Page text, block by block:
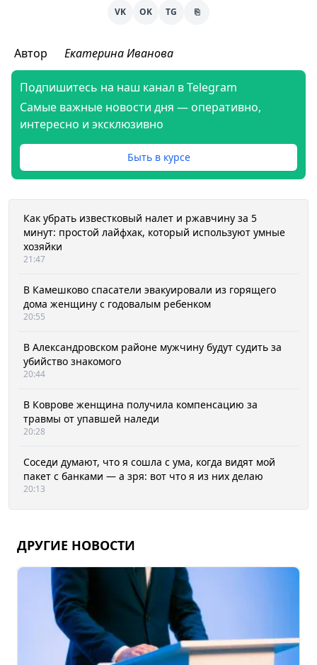
VK OK TG ⎘
Автор Екатерина Иванова
Подпишитесь на наш канал в Telegram
Самые важные новости дня — оперативно,
интересно и эксклюзивно
Быть в курсе
Как убрать известковый налет и ржавчину за 5
минут: простой лайфхак, который используют умные
хозяйки
21:47
В Камешково спасатели эвакуировали из горящего
дома женщину с годовалым ребенком
20:55
В Александровском районе мужчину будут судить за
убийство знакомого
20:44
В Коврове женщина получила компенсацию за
травмы от упавшей наледи
20:28
Соседи думают, что я сошла с ума, когда видят мой
пакет с банками — а зря: вот что я из них делаю
20:13
ДРУГИЕ НОВОСТИ